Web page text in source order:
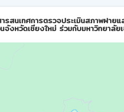
สนเทศการตรวจประเมินสภาพฝาย
งหวัดเชียงใหม่ ร่วมกับมหาวิทยาลัย